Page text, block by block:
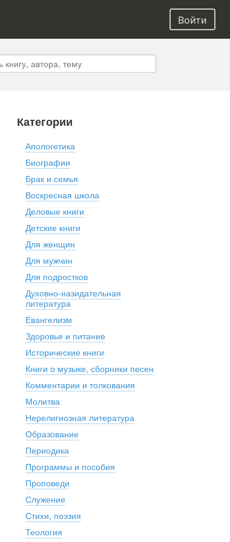
Войти
Категории
Апологетика
Биографии
Брак и семья
Воскресная школа
Деловые книги
Детские книги
Для женщин
Для мужчин
Для подростков
Духовно-назидательная
литература
Евангелизм
Здоровье и питание
Исторические книги
Книги о музыке, сборники песен
Комментарии и толкования
Молитва
Нерелигиозная литература
Образование
Периодика
Программы и пособия
Проповеди
Служение
Стихи, поэзия
Теология